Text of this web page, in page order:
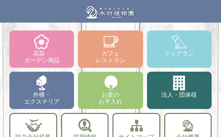
花苗・
ガーデン用品
カフェ
レストラン
ドッグラン
外構・
エクステリア
お庭の
お手入れ
法人・団体様